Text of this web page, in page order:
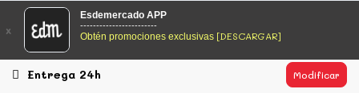
EsDeMercado.com
EsDeMercado.com
los mejores mercados de Barcelona y de productores
locales.
x
Esdemercado APP
------------------------
Obtén promociones exclusivas [DESCARGAR]
Entrega 24h Modificar